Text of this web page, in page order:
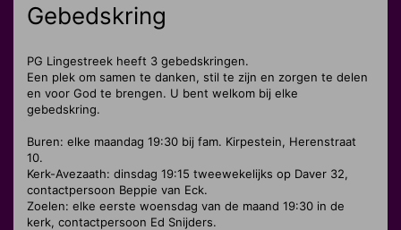
Gebedskring
PG Lingestreek heeft 3 gebedskringen.
Een plek om samen te danken, stil te zijn en zorgen te delen
en voor God te brengen. U bent welkom bij elke
gebedskring.
Buren: elke maandag 19:30 bij fam. Kirpestein, Herenstraat
10.
Kerk-Avezaath: dinsdag 19:15 tweewekelijks op Daver 32,
contactpersoon Beppie van Eck.
Zoelen: elke eerste woensdag van de maand 19:30 in de
kerk, contactpersoon Ed Snijders.